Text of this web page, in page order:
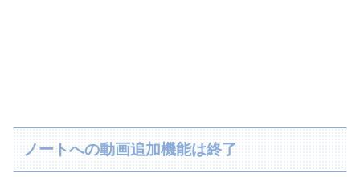
ノートへの動画追加機能は終了